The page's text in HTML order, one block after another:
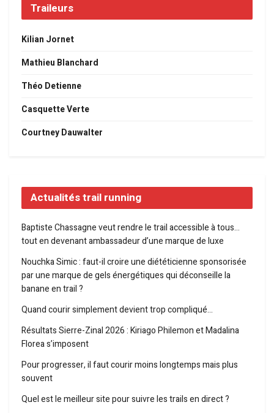
Traileurs
Kilian Jornet
Mathieu Blanchard
Théo Detienne
Casquette Verte
Courtney Dauwalter
Actualités trail running
Baptiste Chassagne veut rendre le trail accessible à tous…
tout en devenant ambassadeur d’une marque de luxe
Nouchka Simic : faut-il croire une diététicienne sponsorisée
par une marque de gels énergétiques qui déconseille la
banane en trail ?
Quand courir simplement devient trop compliqué…
Résultats Sierre-Zinal 2026 : Kiriago Philemon et Madalina
Florea s’imposent
Pour progresser, il faut courir moins longtemps mais plus
souvent
Quel est le meilleur site pour suivre les trails en direct ?